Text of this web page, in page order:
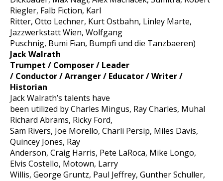
Riegler, Falb Fiction, Karl
Ritter, Otto Lechner, Kurt Ostbahn, Linley Marte,
Jazzwerkstatt Wien, Wolfgang
Puschnig, Bumi Fian, Bumpfi und die Tanzbaeren)
Jack Walrath
Trumpet / Composer / Leader
/ Conductor / Arranger / Educator / Writer /
Historian
Jack Walrath’s talents have
been utilized by Charles Mingus, Ray Charles, Muhal
Richard Abrams, Ricky Ford,
Sam Rivers, Joe Morello, Charli Persip, Miles Davis,
Quincey Jones, Ray
Anderson, Craig Harris, Pete LaRoca, Mike Longo,
Elvis Costello, Motown, Larry
Willis, George Gruntz, Paul Jeffrey, Gunther Schuller,